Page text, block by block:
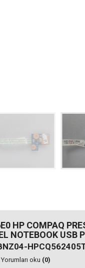
HP COMPAQ
NOTEBOOK USB
Yorumları oku (0)